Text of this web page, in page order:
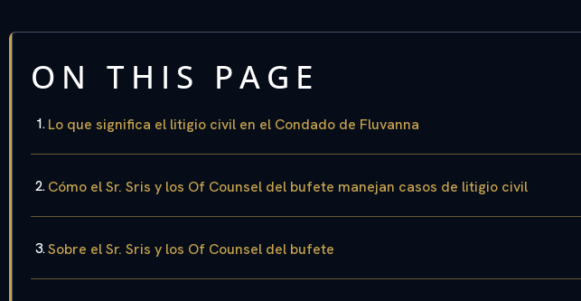
ON THIS PAGE
Lo que significa el litigio civil en el Condado de Fluvanna
Cómo el Sr. Sris y los Of Counsel del bufete manejan casos de litigio civil
Sobre el Sr. Sris y los Of Counsel del bufete